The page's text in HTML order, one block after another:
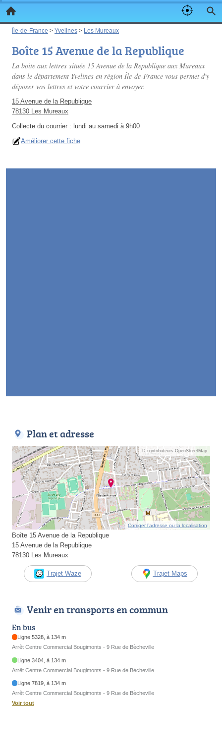
Île-de-France > Yvelines > Les Mureaux
Boîte 15 Avenue de la Republique
La boite aux lettres située 15 Avenue de la Republique aux Mureaux
dans le département Yvelines en région Île-de-France vous permet d'y
déposer vos lettres et votre courrier à envoyer.
15 Avenue de la Republique
78130 Les Mureaux
Collecte du courrier : lundi au samedi à 9h00
Améliorer cette fiche
Plan et adresse
© contributeurs OpenStreetMap
Corriger l’adresse ou la localisation
Boîte 15 Avenue de la Republique
15 Avenue de la Republique
78130 Les Mureaux
Trajet Waze Trajet Maps
Venir en transports en commun
En bus
Ligne 5328, à 134 m
Arrêt Centre Commercial Bougimonts - 9 Rue de Bècheville
Ligne 3404, à 134 m
Arrêt Centre Commercial Bougimonts - 9 Rue de Bècheville
Ligne 7819, à 134 m
Arrêt Centre Commercial Bougimonts - 9 Rue de Bècheville
Voir tout